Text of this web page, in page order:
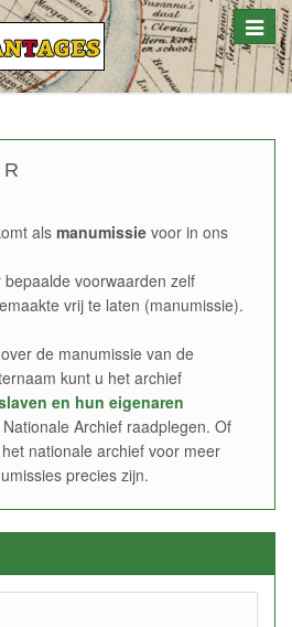
Toggle
als manumissie voor in ons
voorwaarden zelf
vrij te laten (manumissie).
de manumissie van de
kunt u het archief
en hun eigenaren
Archief raadplegen. Of
nationale archief voor meer
precies zijn.